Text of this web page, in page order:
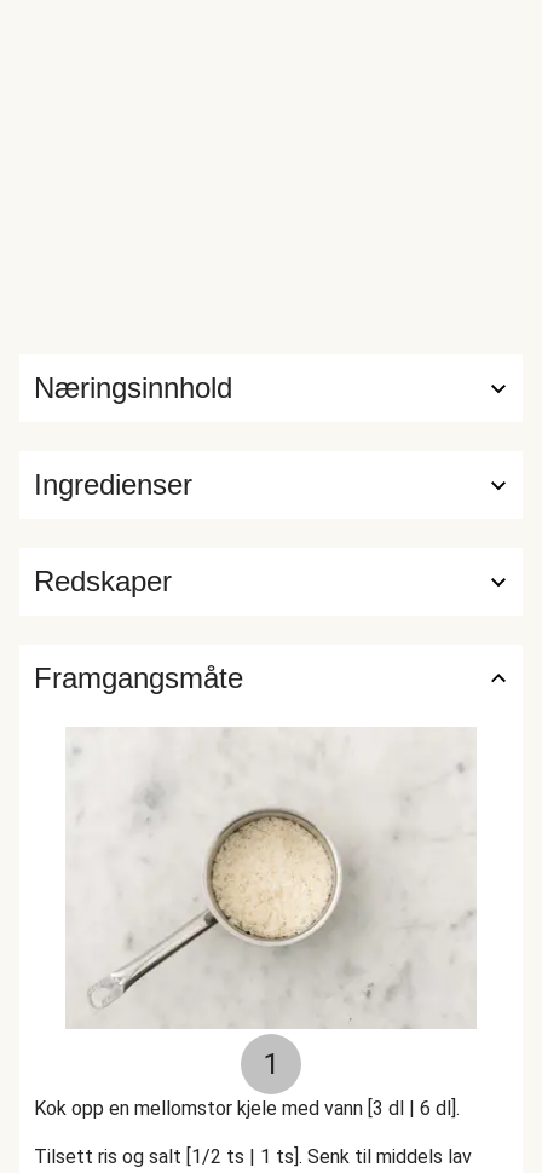
Ingredienser
Næringsinnhold
Redskaper
Framgangsmåte
1
Kok opp en mellomstor kjele med vann [3 dl | 6 dl].
Tilsett ris og salt [1/2 ts | 1 ts]. Senk til middels lav